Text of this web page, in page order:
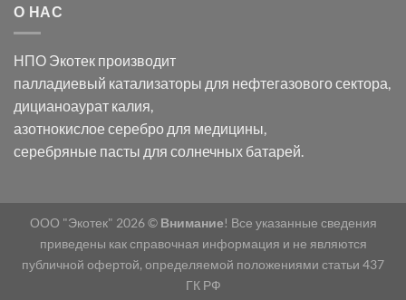
оксида
в
электролите
калий
дицианоаурат–
гексацианоферрата
О НАС
НПО Экотек производит
палладиевый катализаторы для нефтегазового сектора,
дицианоаурат калия,
азотнокислое серебро для медицины,
серебряные пасты для солнечных батарей.
ООО "Экотек" 2026 © Внимание! Все указанные сведения
приведены как справочная информация и не являются
публичной офертой, определяемой положениями статьи 437
ГК РФ